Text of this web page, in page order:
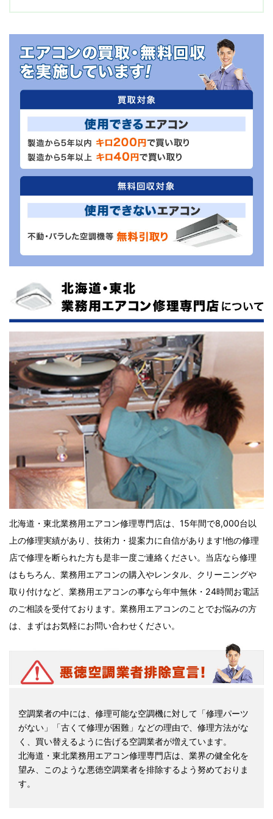
北海道・東北業務用エアコン修理専門店は、15年間で8,000台以
上の修理実績があり、技術力・提案力に自信があります!他の修理
店で修理を断られた方も是非一度ご連絡ください。当店なら修理
はもちろん、業務用エアコンの購入やレンタル、クリーニングや
取り付けなど、業務用エアコンの事なら年中無休・24時間お電話
のご相談を受付ております。業務用エアコンのことでお悩みの方
は、まずはお気軽にお問い合わせください。
空調業者の中には、修理可能な空調機に対して「修理パーツ
がない」「古くて修理が困難」などの理由で、修理方法がな
く、買い替えるように告げる空調業者が増えています。
北海道・東北業務用エアコン修理専門店は、業界の健全化を
望み、このような悪徳空調業者を排除するよう努めておりま
す。